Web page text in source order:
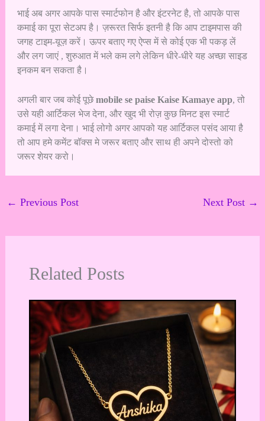
भाई अब अगर आपके पास स्मार्टफोन है और इंटरनेट है, तो आपके पास
कमाई का पूरा सेटअप है। ज़रूरत सिर्फ इतनी है कि आप टाइमपास की
जगह टाइम-यूज़ करें। ऊपर बताए गए ऐप्स में से कोई एक भी पकड़ लें
और लग जाएं , शुरुआत में भले कम लगे लेकिन धीरे-धीरे यह अच्छा साइड
इनकम बन सकता है।
अगली बार जब कोई पूछेmobile se paise Kaise Kamaye app, तो
उसे यही आर्टिकल भेज देना, और खुद भी रोज़ कुछ मिनट इस स्मार्ट
कमाई में लगा देना। भाई लोगो अगर आपको यह आर्टिकल पसंद आया है
तो आप हमे कमेंट बॉक्स मे जरूर बताए और साथ ही अपने दोस्तो को
जरूर शेयर करो।
← Previous Post Next Post →
Related Posts